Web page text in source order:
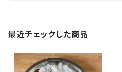
最近チェックした商品